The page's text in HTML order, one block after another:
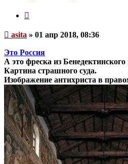
Непрочитанное
asita » 01 апр 2018, 08:36
Это Россия
А это фреска из
Картина страшного суда.
Изображение антихриста в